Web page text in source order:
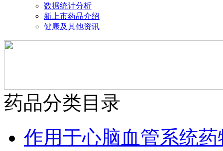
数据统计分析
新上市药品介绍
健康及其他资讯
药品分类目录
作用于心脑血管系统药